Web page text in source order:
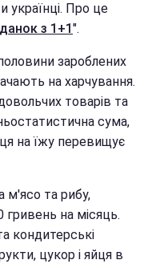
українці. Про це
з 1+1 ".
зароблених
на харчування.
товарів та
сума,
на їжу перевищує
м'ясо та рибу,
гривень на місяць.
кондитерські
цукор і яйця в